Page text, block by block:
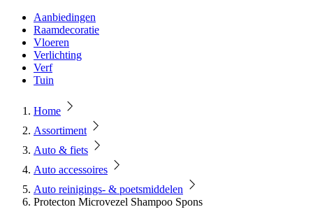
Aanbiedingen
Raamdecoratie
Vloeren
Verlichting
Verf
Tuin
Home
Assortiment
Auto & fiets
Auto accessoires
Auto reinigings- & poetsmiddelen
Protecton Microvezel Shampoo Spons